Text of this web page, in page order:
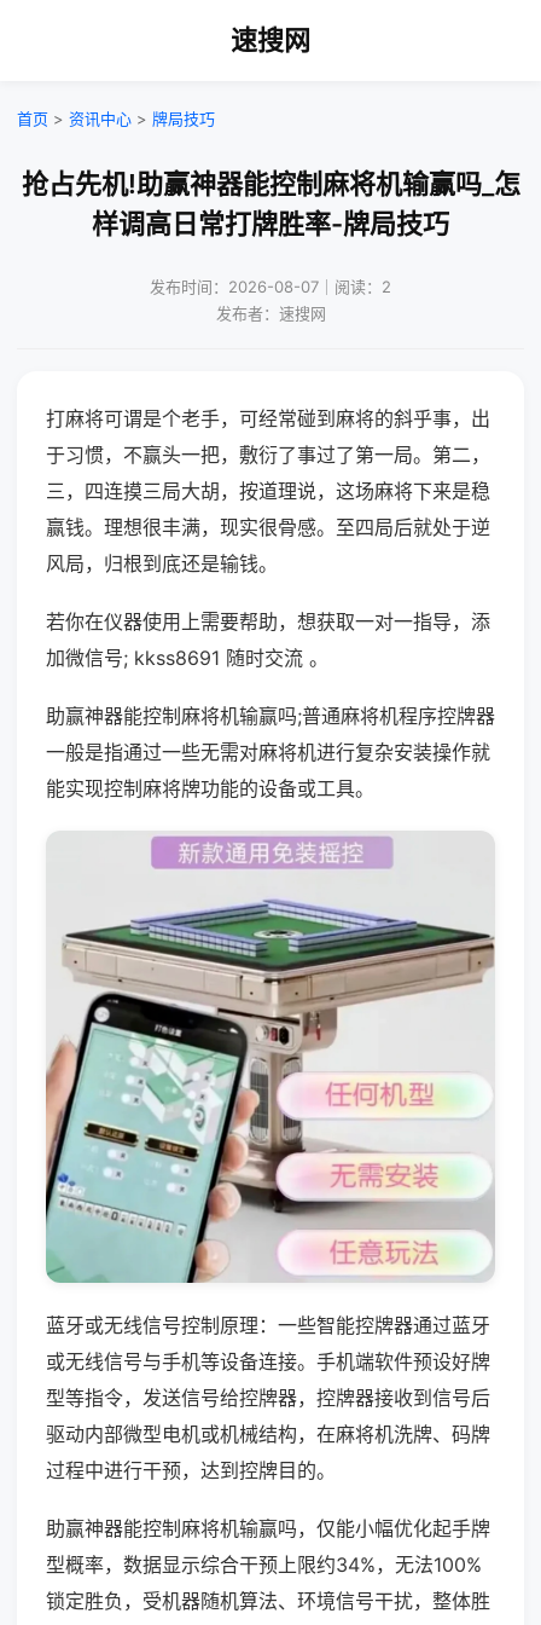
速搜网
首页 > 资讯中心 > 牌局技巧
抢占先机!助赢神器能控制麻将机输赢吗_怎
样调高日常打牌胜率-牌局技巧
发布时间：2026-08-07｜阅读：2
发布者：速搜网
打麻将可谓是个老手，可经常碰到麻将的斜乎事，出
于习惯，不赢头一把，敷衍了事过了第一局。第二，
三，四连摸三局大胡，按道理说，这场麻将下来是稳
赢钱。理想很丰满，现实很骨感。至四局后就处于逆
风局，归根到底还是输钱。
若你在仪器使用上需要帮助，想获取一对一指导，添
加微信号; kkss8691 随时交流 。
助赢神器能控制麻将机输赢吗;普通麻将机程序控牌器
一般是指通过一些无需对麻将机进行复杂安装操作就
能实现控制麻将牌功能的设备或工具。
蓝牙或无线信号控制原理：一些智能控牌器通过蓝牙
或无线信号与手机等设备连接。手机端软件预设好牌
型等指令，发送信号给控牌器，控牌器接收到信号后
驱动内部微型电机或机械结构，在麻将机洗牌、码牌
过程中进行干预，达到控牌目的。
助赢神器能控制麻将机输赢吗，仅能小幅优化起手牌
型概率，数据显示综合干预上限约34%，无法100%
锁定胜负，受机器随机算法、环境信号干扰，整体胜